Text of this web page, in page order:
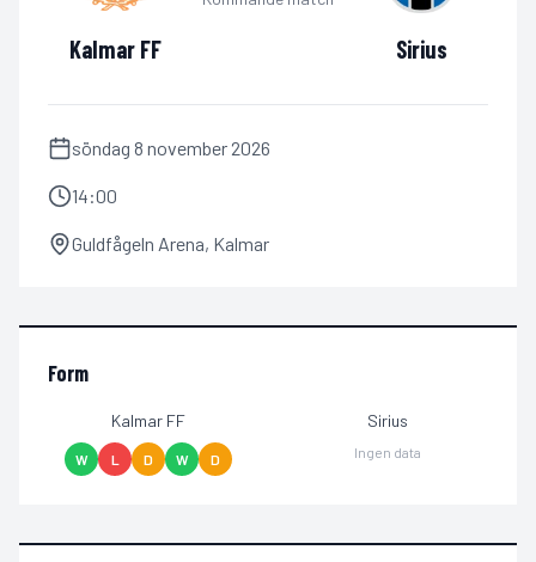
Kalmar FF Sirius
söndag 8 november 2026
14:00
Guldfågeln Arena, Kalmar
Form
Kalmar FF
W L D W D
Sirius
Ingen data